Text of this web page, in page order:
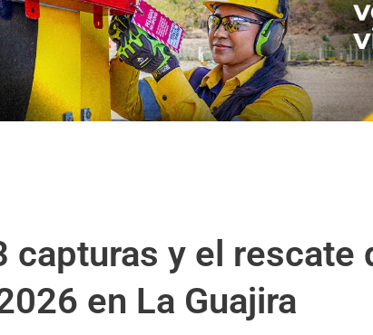
capturas y el rescate
en La Guajira